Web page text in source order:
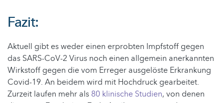
Fazit:
Aktuell gibt es weder einen erprobten Impfstoff gegen
das SARS-CoV-2 Virus noch einen allgemein anerkannten
Wirkstoff gegen die vom Erreger ausgelöste Erkrankung
Covid-19. An beidem wird mit Hochdruck gearbeitet.
Zurzeit laufen mehr als 80 klinische Studien, von denen